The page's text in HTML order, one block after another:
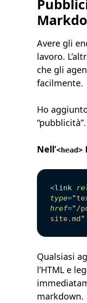
Avere gli
lavoro.
che gli
facilmente.
Ho
“pubblicità”.
Nell’<head>
<link
type="
href=" /
site.md"
Qualsiasi
l’HTML e
markdown.